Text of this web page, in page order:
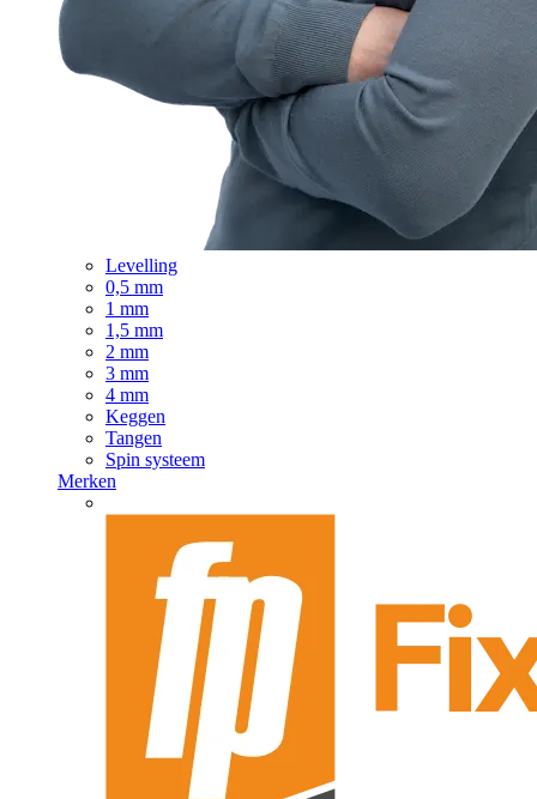
Levelling
0,5 mm
1 mm
1,5 mm
2 mm
3 mm
4 mm
Keggen
Tangen
Spin systeem
Merken